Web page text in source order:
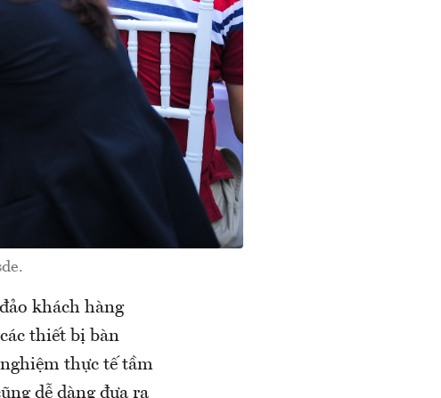
khách hàng
thiết bị bàn
thực tế tầm
dễ dàng đưa ra